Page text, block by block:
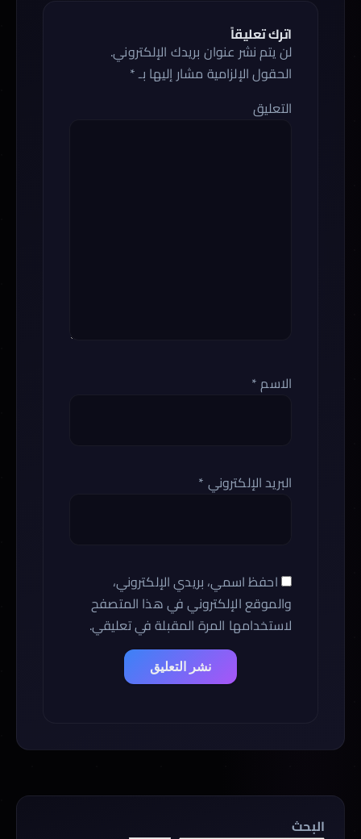
اترك تعليقاً
لن يتم نشر عنوان بريدك الإلكتروني.
الحقول الإلزامية مشار إليها بـ*
التعليق
الاسم*
البريد الإلكتروني *
احفظ اسمي، بريدي الإلكتروني،
والموقع الإلكتروني في هذا المتصفح
لاستخدامها المرة المقبلة في تعليقي.
البحث